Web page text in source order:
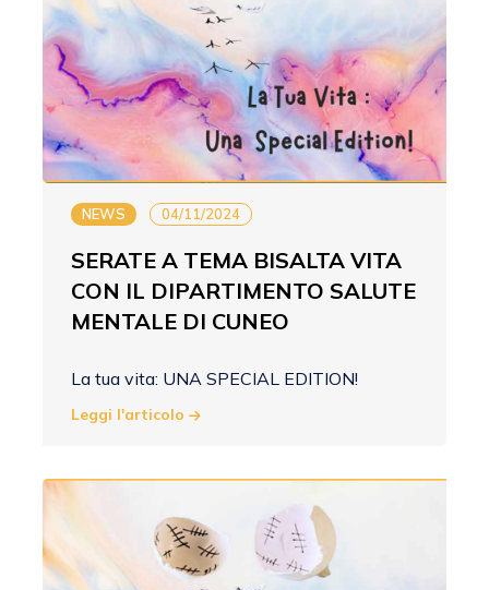
NEWS 04/11/2024
SERATE A TEMA BISALTA VITA
CON IL DIPARTIMENTO SALUTE
MENTALE DI CUNEO
La tua vita: UNA SPECIAL EDITION!
Leggi l'articolo